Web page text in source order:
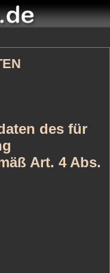
des für
Art. 4 Abs.